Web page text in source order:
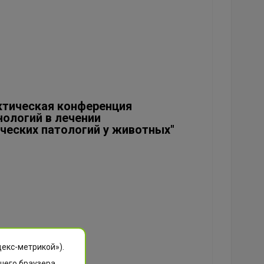
конференция
в лечении
патологий у животных"
метрикой»).